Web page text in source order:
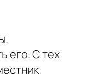
его. С тех